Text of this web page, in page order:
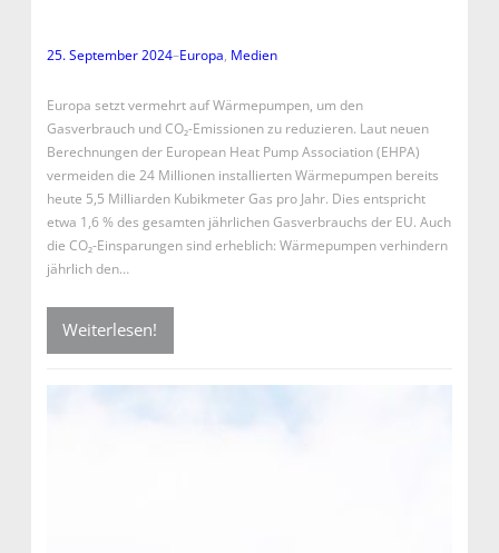
25. September 2024–Europa, Medien
Europa setzt vermehrt auf Wärmepumpen, um den
Gasverbrauch und CO₂-Emissionen zu reduzieren. Laut neuen
Berechnungen der European Heat Pump Association (EHPA)
vermeiden die 24 Millionen installierten Wärmepumpen bereits
heute 5,5 Milliarden Kubikmeter Gas pro Jahr. Dies entspricht
etwa 1,6 % des gesamten jährlichen Gasverbrauchs der EU. Auch
die CO₂-Einsparungen sind erheblich: Wärmepumpen verhindern
jährlich den…
Weiterlesen!